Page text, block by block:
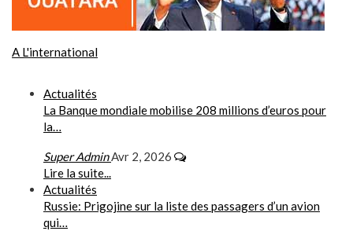
A L'international
Actualités
La Banque mondiale mobilise 208 millions d’euros pour
la…
Super AdminAvr 2, 2026
Lire la suite...
Actualités
Russie: Prigojine sur la liste des passagers d’un avion
qui…